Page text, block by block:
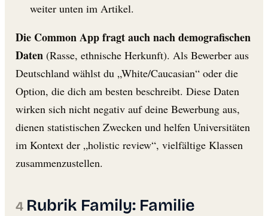
weiter unten im Artikel.
Die Common App fragt auch nach demografischen
Daten (Rasse, ethnische Herkunft). Als Bewerber aus
Deutschland wählst du „White/Caucasian“ oder die
Option, die dich am besten beschreibt. Diese Daten
wirken sich nicht negativ auf deine Bewerbung aus,
dienen statistischen Zwecken und helfen Universitäten
im Kontext der „holistic review“, vielfältige Klassen
zusammenzustellen.
Rubrik Family: Familie